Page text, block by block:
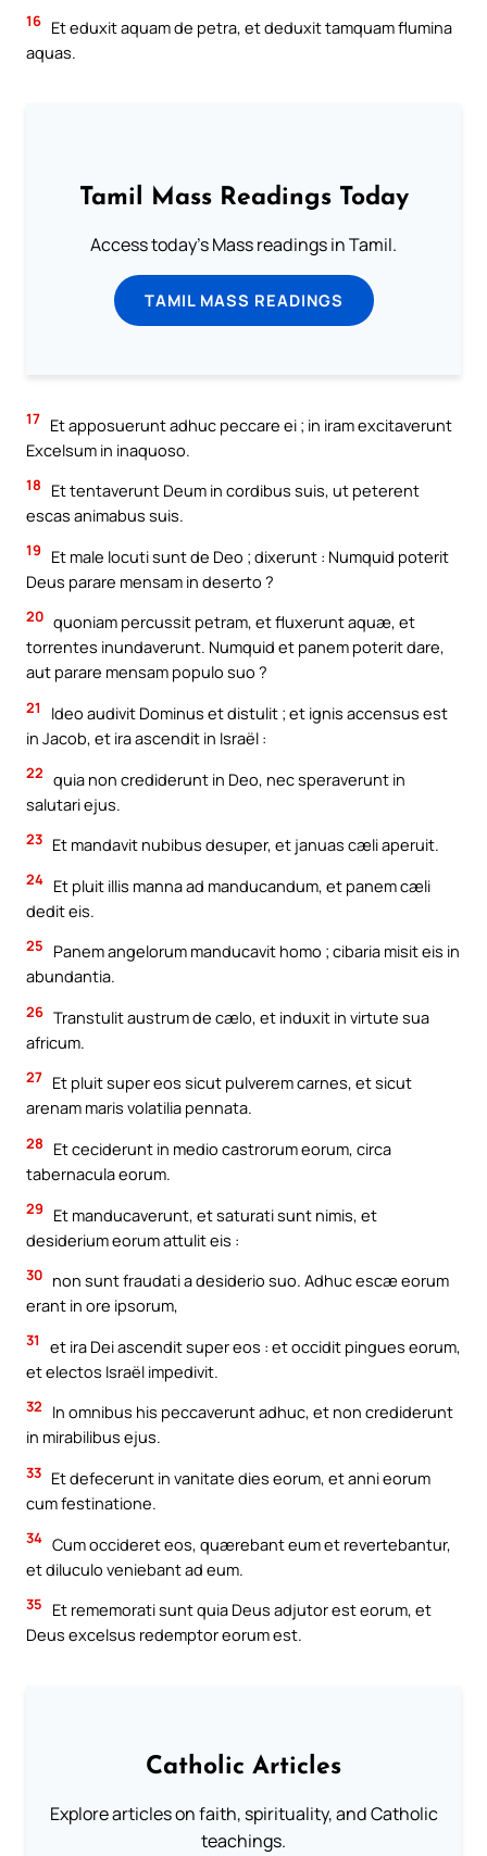
16 Et eduxit aquam de petra, et deduxit tamquam flumina
aquas.
Tamil Mass Readings Today
Access today's Mass readings in Tamil.
TAMIL MASS READINGS
17 Et apposuerunt adhuc peccare ei ; in iram excitaverunt
Excelsum in inaquoso.
18
Et tentaverunt Deum in cordibus suis, ut peterent
escas animabus suis.
19
Et male locuti sunt de Deo ; dixerunt : Numquid poterit
Deus parare mensam in deserto ?
20 quoniam percussit petram, et fluxerunt aquæ, et
torrentes inundaverunt. Numquid et panem poterit dare,
aut parare mensam populo suo ?
21
Ideo audivit Dominus et distulit ; et ignis accensus est
in Jacob, et ira ascendit in Israël :
22 quia non crediderunt in Deo, nec speraverunt in
salutari ejus.
23 Et mandavit nubibus desuper, et januas cæli aperuit.
24 Et pluit illis manna ad manducandum, et panem cæli
dedit eis.
25
Panem angelorum manducavit homo ; cibaria misit eis in
abundantia.
26 Transtulit austrum de cælo, et induxit in virtute sua
africum.
27 Et pluit super eos sicut pulverem carnes, et sicut
arenam maris volatilia pennata.
28
Et ceciderunt in medio castrorum eorum, circa
tabernacula eorum.
29
Et manducaverunt, et saturati sunt nimis, et
desiderium eorum attulit eis :
30 non sunt fraudati a desiderio suo. Adhuc escæ eorum
erant in ore ipsorum,
31
et ira Dei ascendit super eos : et occidit pingues eorum,
et electos Israël impedivit.
32
In omnibus his peccaverunt adhuc, et non crediderunt
in mirabilibus ejus.
33 Et defecerunt in vanitate dies eorum, et anni eorum
cum festinatione.
34 Cum occideret eos, quærebant eum et revertebantur,
et diluculo veniebant ad eum.
35
Et rememorati sunt quia Deus adjutor est eorum, et
Deus excelsus redemptor eorum est.
Catholic Articles
Explore articles on faith, spirituality, and Catholic
teachings.